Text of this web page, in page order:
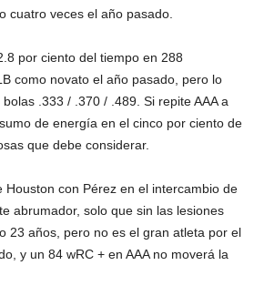
cuatro veces el año pasado.
por ciento del tiempo en 288
como novato el año pasado, pero lo
.333 / .370 / .489. Si repite AAA a
de energía en el cinco por ciento de
que debe considerar.
Houston con Pérez en el intercambio de
abrumador, solo que sin las lesiones
23 años, pero no es el gran atleta por el
y un 84 wRC + en AAA no moverá la